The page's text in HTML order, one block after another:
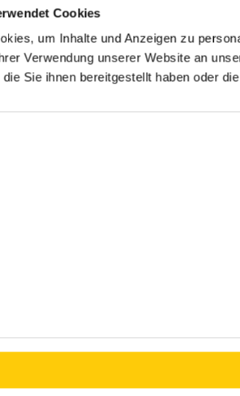
Cookies
um Inhalte und Anzeigen zu
Verwendung unserer Website an
Sie ihnen bereitgestellt haben oder